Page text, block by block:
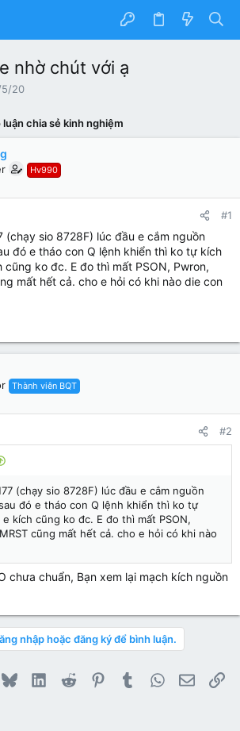
nhờ chút với ạ
20
luận chia sẻ kinh nghiệm
Hv990
#1
(chạy sio 8728F) lúc đầu e cắm nguồn
đó e tháo con Q lệnh khiển thì ko tự kích
cũng ko đc. E đo thì mất PSON, Pwron,
mất hết cả. cho e hỏi có khi nào die con
Thành viên BQT
#2
(chạy sio 8728F) lúc đầu e cắm nguồn
đó e tháo con Q lệnh khiển thì ko tự
kích cũng ko đc. E đo thì mất PSON,
cũng mất hết cả. cho e hỏi có khi nào
chưa chuẩn, Bạn xem lại mạch kích nguồn
nhập hoặc đăng ký để bình luận.
BlueskyLinkedInReddit PinterestTumblrWhatsApp
Email